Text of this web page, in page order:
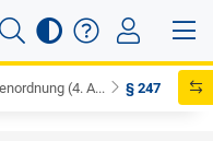
(4. A... § 247